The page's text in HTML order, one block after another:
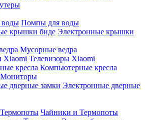
Помпы для воды
Электронные крышки
Мусорные ведра
Телевизоры Xiaomi
Компьютерные кресла
Мониторы
Электронные дверные
Чайники и Термопоты